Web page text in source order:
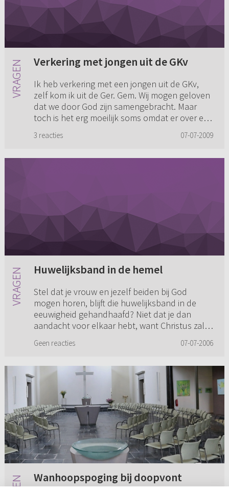
Verkering met jongen uit de GKv
Ik heb verkering met een jongen uit de GKv,
zelf kom ik uit de Ger. Gem. Wij mogen geloven
dat we door God zijn samengebracht. Maar
toch is het erg moeilijk soms omdat er over een
3 reacties 07-07-2009
Huwelijksband in de hemel
Stel dat je vrouw en jezelf beiden bij God
mogen horen, blijft die huwelijksband in de
eeuwigheid gehandhaafd? Niet dat je dan
aandacht voor elkaar hebt, want Christus zal
Geen reacties 07-07-2006
Wanhoopspoging bij doopvont